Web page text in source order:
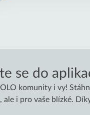
se do
komunity i vy!
ale i pro vaše blízké.